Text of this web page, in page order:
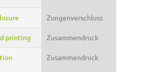
Zungenverschluss
printing Zusammendruck
Zusammendruck